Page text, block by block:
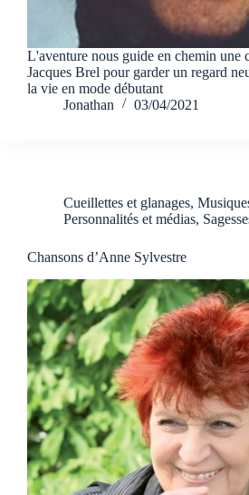
L'aventure nous guide en chemin une
Jacques Brel pour garder un regard
la vie en mode débutant
Jonathan
03/04/2021
Cueillettes et glanages,
Personnalités et médias,
Chansons d’Anne Sylvestre